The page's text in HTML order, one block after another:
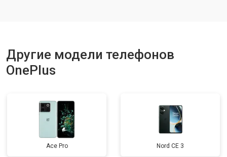
Другие модели телефонов
OnePlus
Ace Pro Nord CE 3